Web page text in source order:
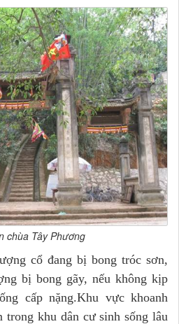
chùa Tây Phương
cổ đang bị bong tróc sơn,
bị bong gãy, nếu không kịp
cấp nặng.Khu vực khoanh
trong khu dân cư sinh sống lâu